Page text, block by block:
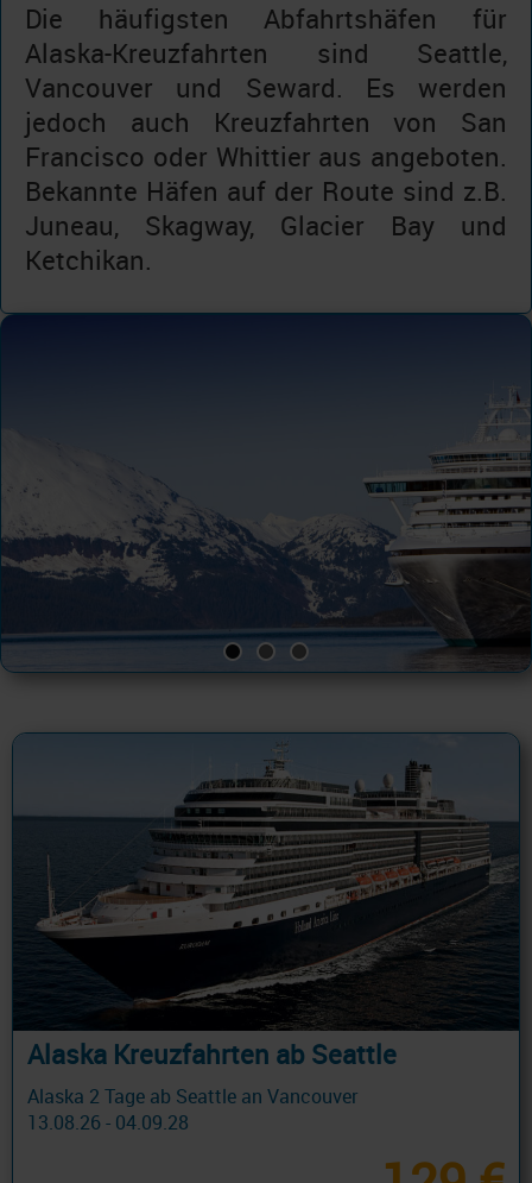
Die häufigsten Abfahrtshäfen für
Alaska-Kreuzfahrten sind Seattle,
Vancouver und Seward. Es werden
jedoch auch Kreuzfahrten von San
Francisco oder Whittier aus angeboten.
Bekannte Häfen auf der Route sind z.B.
Juneau, Skagway, Glacier Bay und
Ketchikan.
Alaska Kreuzfahrten ab Seattle
Alaska 2 Tage ab Seattle an Vancouver
13.08.26 - 04.09.28